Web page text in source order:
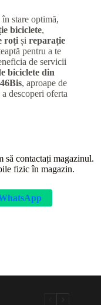
stare optimă,
biciclete,
roți și reparație
pentru a te
de servicii
biciclete din
, aproape de
descoperi oferta
să contactați magazinul.
fizic în magazin.